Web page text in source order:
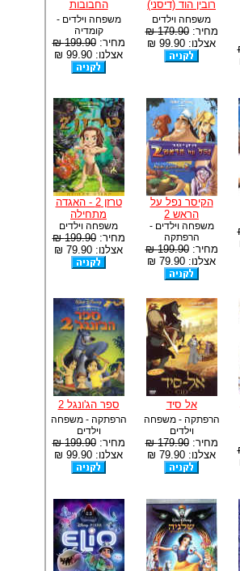
רובין הוד (דיסני)
משפחה וילדים
מחיר:179.90 ₪
אצלנו: 99.90 ₪
החבובות
משפחה וילדים -
קומדיה
מחיר:199.90 ₪
אצלנו: 99.90 ₪
הקיסר נפל על
הראש 2
משפחה וילדים -
הרפתקה
מחיר:199.90 ₪
אצלנו: 79.90 ₪
טרזן 2 - האגדה
מתחילה
משפחה וילדים
מחיר:199.90 ₪
אצלנו: 79.90 ₪
אל סיד
הרפתקה - משפחה
וילדים
מחיר:179.90 ₪
אצלנו: 79.90 ₪
ספר הג'ונגל 2
הרפתקה - משפחה
וילדים
מחיר:199.90 ₪
אצלנו: 99.90 ₪